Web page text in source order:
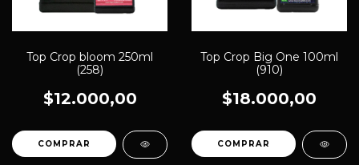
Top Crop bloom 250ml
(258)
$12.000,00
Top Crop Big One 100ml
(910)
$18.000,00